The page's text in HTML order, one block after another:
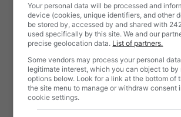
Your personal data will be processed and
device (cookies, unique identifiers, and other
be stored by, accessed by and shared with
used specifically by this site. We and our
precise geolocation data. List of partners.
Some vendors may process your personal
legitimate interest, which you can object to by
options below. Look for a link at the bottom of
the site menu to manage or withdraw consent
cookie settings.